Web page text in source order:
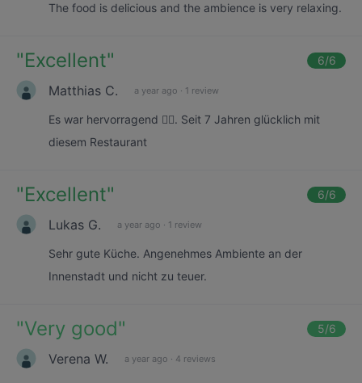
The food is delicious and the ambience is very relaxing.
"Excellent" 6/6
Matthias C. a year ago · 1 review
Es war hervorragend 👍🏻. Seit 7 Jahren glücklich mit
diesem Restaurant
"Excellent" 6/6
Lukas G. a year ago · 1 review
Sehr gute Küche. Angenehmes Ambiente an der
Innenstadt und nicht zu teuer.
"Very good" 5/6
Verena W. a year ago · 4 reviews